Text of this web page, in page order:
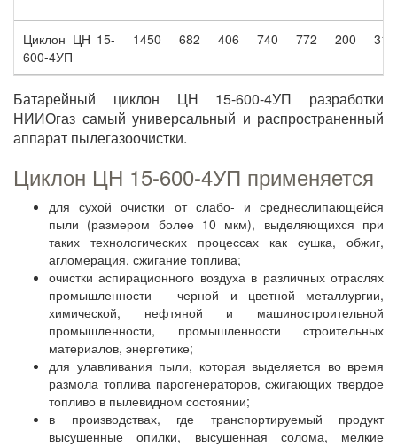
Циклон ЦН 15-
600-4УП
1450 682 406 740 772 200 310
Батарейный циклон ЦН 15-600-4УП разработки
НИИОгаз самый универсальный и распространенный
аппарат пылегазоочистки.
Циклон ЦН 15-600-4УП применяется
для сухой очистки от слабо- и среднеслипающейся
пыли (размером более 10 мкм), выделяющихся при
таких технологических процессах как сушка, обжиг,
агломерация, сжигание топлива;
очистки аспирационного воздуха в различных отраслях
промышленности - черной и цветной металлургии,
химической, нефтяной и машиностроительной
промышленности, промышленности строительных
материалов, энергетике;
для улавливания пыли, которая выделяется во время
размола топлива парогенераторов, сжигающих твердое
топливо в пылевидном состоянии;
в производствах, где транспортируемый продукт
высушенные опилки, высушенная солома, мелкие